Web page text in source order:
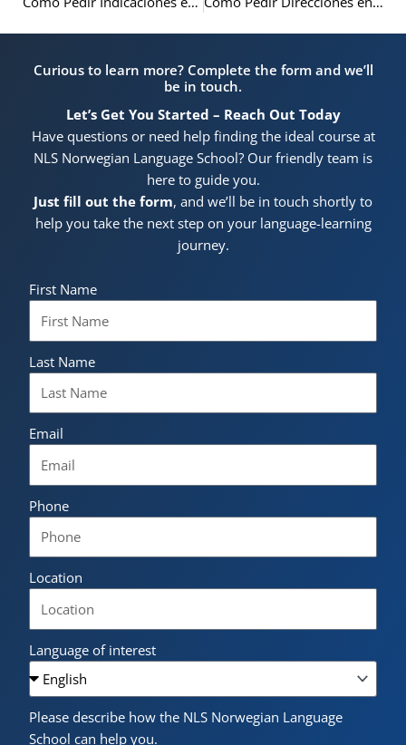
Curious to learn more? Complete the form and we’ll
be in touch.
Let’s Get You Started – Reach Out Today
Have questions or need help finding the ideal course at
NLS Norwegian Language School? Our friendly team is
here to guide you.
Just fill out the form, and we’ll be in touch shortly to
help you take the next step on your language-learning
journey.
First Name
Last Name
Email
Phone
Location
Language of interest
Please describe how the NLS Norwegian Language
School can help you.